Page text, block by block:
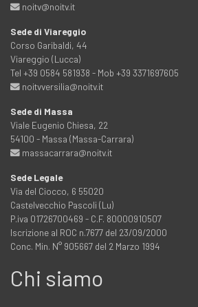
noitv@noitv.it
Sede di Viareggio
Corso Garibaldi, 44
Viareggio (Lucca)
Tel +39 0584 581938 - Mob +39 3371697605
noitvversilia@noitv.it
Sede di Massa
Viale Eugenio Chiesa, 22
54100 - Massa (Massa-Carrara)
massacarrara@noitv.it
Sede Legale
Via del Ciocco, 6 55020
Castelvecchio Pascoli (Lu)
P.iva 01726700469 - C.F. 80000910507
Iscrizione al ROC n.7677 del 23/09/2000
Conc. Min. N° 905667 del 2 Marzo 1994
Chi siamo